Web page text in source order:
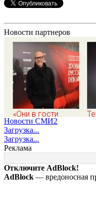
Новости партнеров
«Они в гости
вдвоем ходят»:
известная
журналистка
подтвердила роман
Бондарчука и
Исаковой
Новости СМИ2
Загрузка...
Загрузка...
Реклама
Отключите AdBlock!
AdBlock — вредоносная